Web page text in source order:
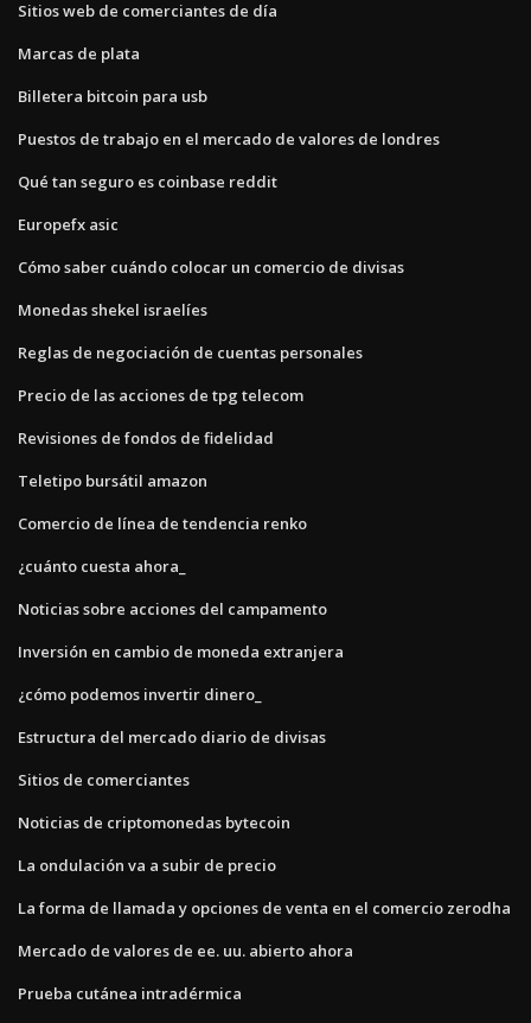
Sitios web de comerciantes de día
Marcas de plata
Billetera bitcoin para usb
Puestos de trabajo en el mercado de valores de londres
Qué tan seguro es coinbase reddit
Europefx asic
Cómo saber cuándo colocar un comercio de divisas
Monedas shekel israelíes
Reglas de negociación de cuentas personales
Precio de las acciones de tpg telecom
Revisiones de fondos de fidelidad
Teletipo bursátil amazon
Comercio de línea de tendencia renko
¿cuánto cuesta ahora_
Noticias sobre acciones del campamento
Inversión en cambio de moneda extranjera
¿cómo podemos invertir dinero_
Estructura del mercado diario de divisas
Sitios de comerciantes
Noticias de criptomonedas bytecoin
La ondulación va a subir de precio
La forma de llamada y opciones de venta en el comercio zerodha
Mercado de valores de ee. uu. abierto ahora
Prueba cutánea intradérmica